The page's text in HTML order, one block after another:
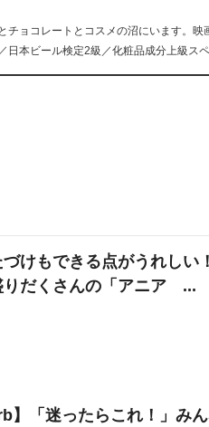
チョコレートとコスメの沼にいます。映
本ビール検定2級／化粧品成分上級スペ
づけもできる点がうれしい
りだくさんの「アニア ...
】「迷ったらこれ！」み